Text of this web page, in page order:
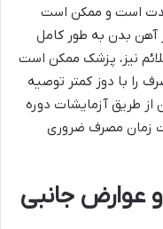
مدت است و ممکن است
آهن بدن به طور کامل
نیز، پزشک ممکن است
را با دوز کمتر توصیه
طریق آزمایشات دوره
زمان مصرف ضروری
عوارض جانبی